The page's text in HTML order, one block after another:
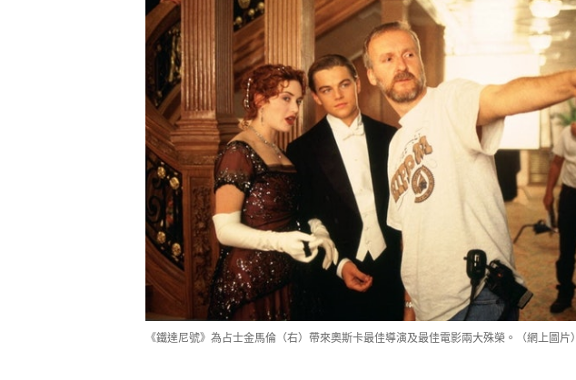
《鐵達尼號》為占士金馬倫（右）帶來奧斯卡最佳導演及最佳電影兩大殊榮。（網上圖片）